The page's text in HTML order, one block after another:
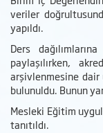
veriler
yapıldı.
Ders
paylaşılırken,
arşivlenmesine dair
bulunuldu. Bunun
Mesleki Eğitim
tanıtıldı.